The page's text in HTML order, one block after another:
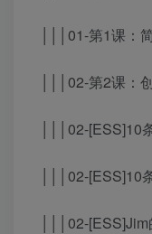
│││01-第1课：
│││02-第2课：
│││02-[ESS]10
│││02-[ESS]10
│││02-